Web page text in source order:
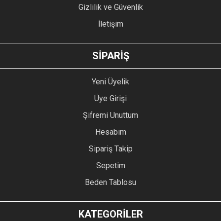
GÖNDER
Gizlilik ve Güvenlik
İletişim
SİPARİŞ
Yeni Üyelik
Üye Girişi
Şifremi Unuttum
Hesabım
Sipariş Takip
Sepetim
Beden Tablosu
KATEGORİLER